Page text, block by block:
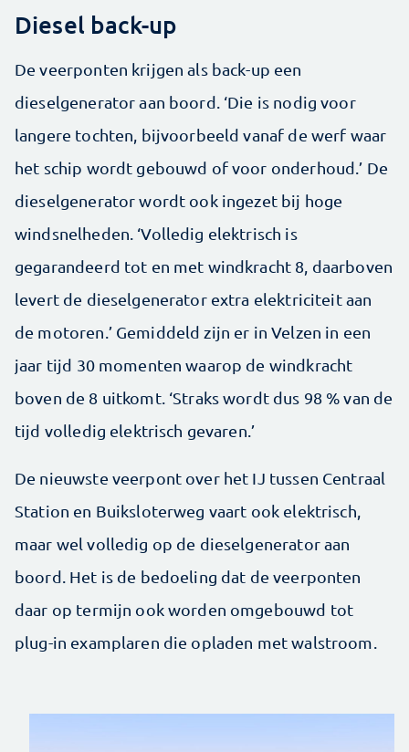
Diesel back-up
De veerponten krijgen als back-up een
dieselgenerator aan boord. ‘Die is nodig voor
langere tochten, bijvoorbeeld vanaf de werf waar
het schip wordt gebouwd of voor onderhoud.’ De
dieselgenerator wordt ook ingezet bij hoge
windsnelheden. ‘Volledig elektrisch is
gegarandeerd tot en met windkracht 8, daarboven
levert de dieselgenerator extra elektriciteit aan
de motoren.’ Gemiddeld zijn er in Velzen in een
jaar tijd 30 momenten waarop de windkracht
boven de 8 uitkomt. ‘Straks wordt dus 98 % van de
tijd volledig elektrisch gevaren.’
De nieuwste veerpont over het IJ tussen Centraal
Station en Buiksloterweg vaart ook elektrisch,
maar wel volledig op de dieselgenerator aan
boord. Het is de bedoeling dat de veerponten
daar op termijn ook worden omgebouwd tot
plug-in examplaren die opladen met walstroom.